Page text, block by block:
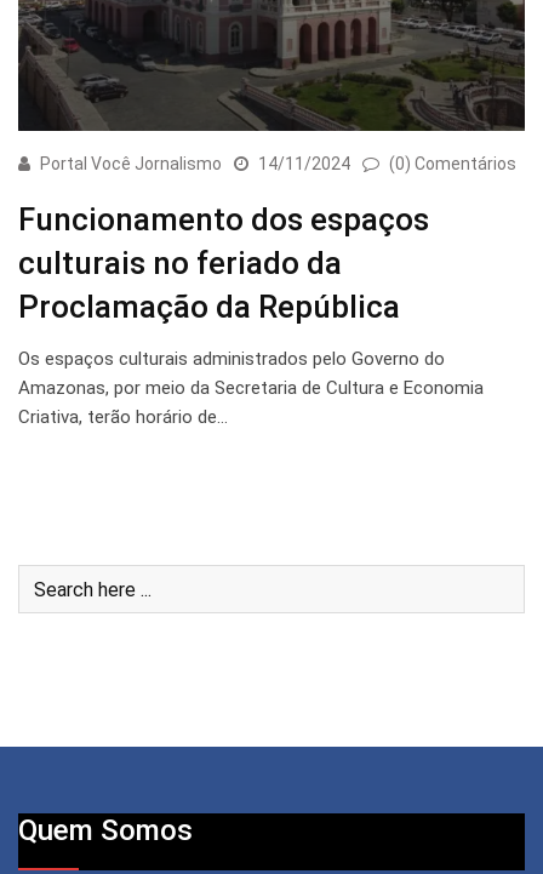
Portal Você Jornalismo 14/11/2024 (0) Comentários
Funcionamento dos espaços
culturais no feriado da
Proclamação da República
Os espaços culturais administrados pelo Governo do
Amazonas, por meio da Secretaria de Cultura e Economia
Criativa, terão horário de…
Quem Somos